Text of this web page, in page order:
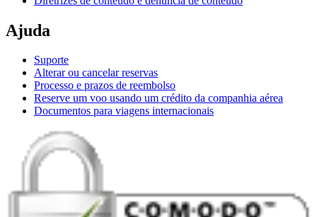
Ajuda
Suporte
Alterar ou cancelar reservas
Processo e prazos de reembolso
Reserve um voo usando um crédito da companhia aérea
Documentos para viagens internacionais